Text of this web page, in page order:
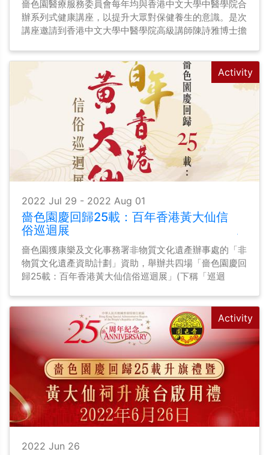
嗇色園醫療服務委員會每年均與香港中文大學中醫學院合
辦系列式健康講座，以提升大眾對保健養生的意識。是次
講座邀請到香港中文大學中醫學院高級講師陳詩雅博士擔
Activity
2022 Jul 29 - 2022 Aug 01
嗇色園慶回歸25載：百年香港黃大仙信
俗巡迴展
嗇色園獲康樂及文化事務署非物質文化遺產辦事處的「非
物質文化遺產資助計劃」資助，舉辦共四場「嗇色園慶回
歸25載：百年香港黃大仙信俗巡迴展」(下稱「巡迴
Activity
2022 Jun 26